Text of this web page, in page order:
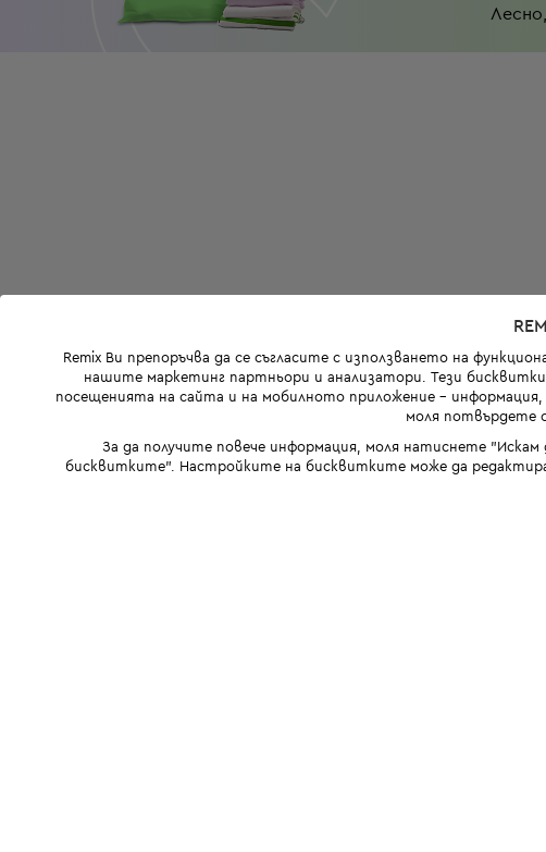
Remix Ви препоръчва да се съгласите с използването на
нашите маркетинг партньори и анализатори. Тези
посещенията на сайта и на мобилното приложение - информация,
моля потвърдете с
За да получите повече информация, моля натиснете
бисквитките". Настройките на бисквитките може да